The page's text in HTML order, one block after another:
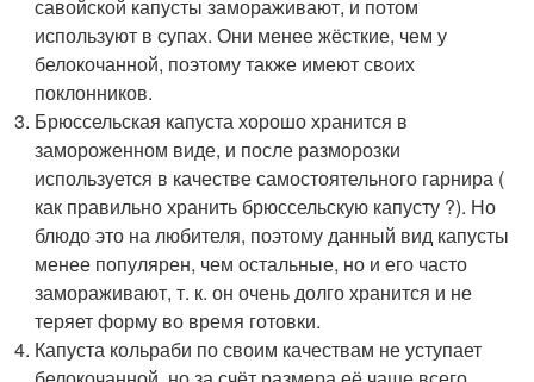
савойской капусты замораживают, и потом
используют в супах. Они менее жёсткие, чем у
белокочанной, поэтому также имеют своих
поклонников.
Брюссельская капуста хорошо хранится в
замороженном виде, и после разморозки
используется в качестве самостоятельного гарнира (
как правильно хранить брюссельскую капусту ?). Но
блюдо это на любителя, поэтому данный вид капусты
менее популярен, чем остальные, но и его часто
замораживают, т. к. он очень долго хранится и не
теряет форму во время готовки.
Капуста кольраби по своим качествам не уступает